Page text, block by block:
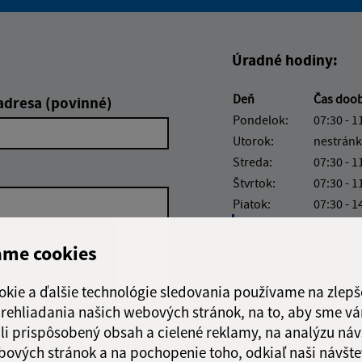
cookies
a ďalšie technológie sledovania používame na
našich webových stránok, na to, aby sme
prispôsobený obsah a cielené reklamy, na analýzu
stránok a na pochopenie toho, odkiaľ naši
(povinné)
Google reCaptcha Response
Odoslať správu
Úradné hodiny:
Deň Čas
Pondelok:
07:30 -
Utorok:
Streda:
07:30 -
Štvrtok:
07:30 -
Piatok:
07:30 -